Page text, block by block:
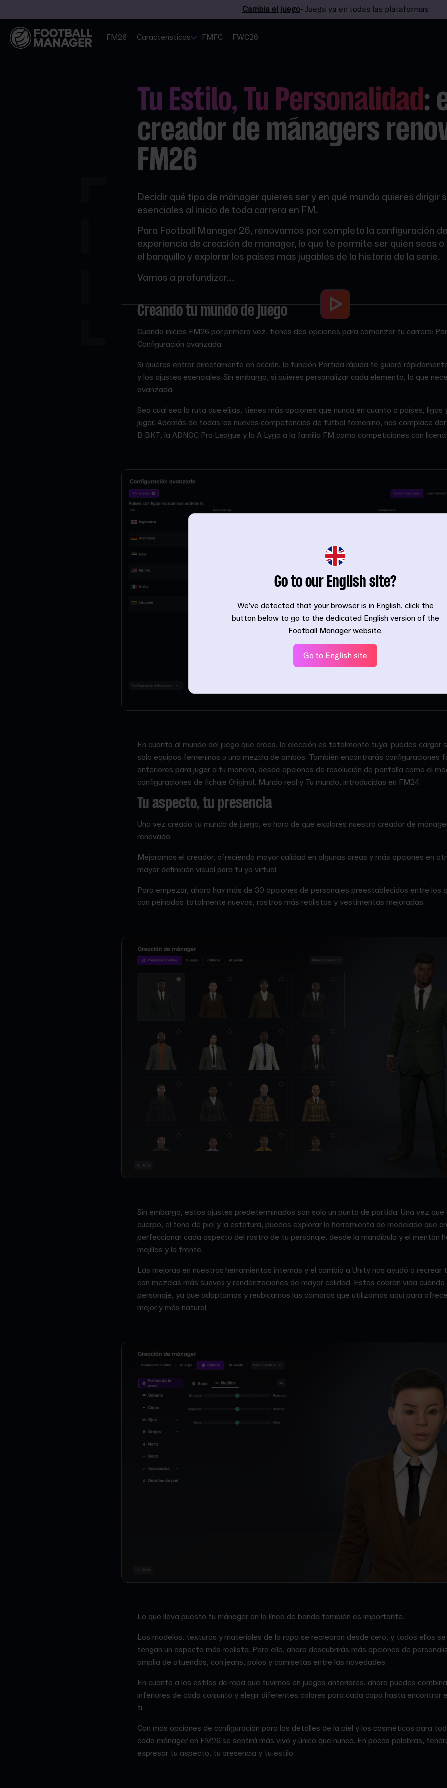
Cambia el juego- Juega ya en todas las plataformas
FM26 Características FMFC FWC26
Tu Estilo, Tu Personalidad:
creador de mánagers
FM26
Decidir qué tipo de mánager quieres ser y en qué mundo quieres dirigir
esenciales al inicio de toda carrera en FM.
Para Football Manager 26, renovamos por completo la configuración
experiencia de creación de mánager, lo que te permite ser quien seas o
el banquillo y explorar los países más jugables de la historia de la serie.
Vamos a profundizar...
Creando tu mundo de juego
Cuando inicias FM26 por primera vez, tienes dos opciones para comenzar tu carrera:
Configuración avanzada.
Si quieres entrar directamente en acción, la función Partida rápida te guiará
y los ajustes esenciales. Sin embargo, si quieres personalizar cada elemento, lo que
avanzada.
Sea cual sea la ruta que elijas, tienes más opciones que nunca en cuanto a países, ligas
jugar. Además de todas las nuevas competencias de fútbol femenino, nos complace
B BKT, la ADNOC Pro League y la A Lyga a la familia FM como competiciones con
En cuanto al mundo del juego que crees, la elección es totalmente tuya: puedes cargar
solo equipos femeninos o una mezcla de ambos. También encontrarás configuraciones
anteriores para jugar a tu manera, desde opciones de resolución de pantalla como el
configuraciones de fichaje Original, Mundo real y Tu mundo, introducidas en FM24.
Tu aspecto, tu presencia
Una vez creado tu mundo de juego, es hora de que explores nuestro creador de
renovado.
Mejoramos el creador, ofreciendo mayor calidad en algunas áreas y más opciones en
mayor definición visual para tu yo virtual.
Para empezar, ahora hay más de 30 opciones de personajes preestablecidos entre los
con peinados totalmente nuevos, rostros más realistas y vestimentas mejoradas.
Sin embargo, estos ajustes predeterminados son solo un punto de partida. Una vez
cuerpo, el tono de piel y la estatura, puedes explorar la herramienta de modelado que
perfeccionar cada aspecto del rostro de tu personaje, desde la mandíbula y el mentón
mejillas y la frente.
Las mejoras en nuestras herramientas internas y el cambio a Unity nos ayudó a recrear
con mezclas más suaves y renderizaciones de mayor calidad. Estos cobran vida
personaje, ya que adaptamos y reubicamos las cámaras que utilizamos aquí para
mejor y más natural.
Lo que lleva puesto tu mánager en la línea de banda también es importante.
Los modelos, texturas y materiales de la ropa se recrearon desde cero, y todos ellos
tengan un aspecto más realista. Para ello, ahora descubrirás más opciones de
amplia de atuendos, con jeans, polos y camisetas entre las novedades.
En cuanto a los estilos de ropa que tuvimos en juegos anteriores, ahora puedes
inferiores de cada conjunto y elegir diferentes colores para cada capa hasta
ti.
Con más opciones de configuración para los detalles de la piel y los cosméticos para
cada mánager en FM26 se sentirá más vivo y único que nunca. En pocas palabras,
expresar tu aspecto, tu presencia y tu estilo.
Go to our English site?
We’ve detected that your browser is in English, click the
button below to go to the dedicated English version of the
Football Manager website.
Go to English site